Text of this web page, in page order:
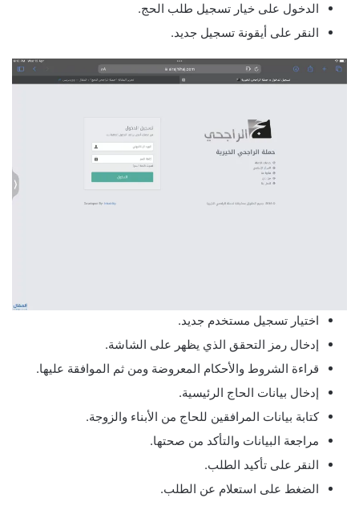
الدخول على خيار تسجيل طلب الحج.
النقر على أيقونة تسجيل جديد.
اختيار تسجيل مستخدم جديد.
إدخال رمز التحقق الذي يظهر على الشاشة.
قراءة الشروط والأحكام المعروضة ومن ثم الموافقة عليها.
إدخال بيانات الحاج الرئيسية.
كتابة بيانات المرافقين للحاج من الأبناء والزوجة.
مراجعة البيانات والتأكد من صحتها.
النقر على تأكيد الطلب.
الضغط على استعلام عن الطلب.